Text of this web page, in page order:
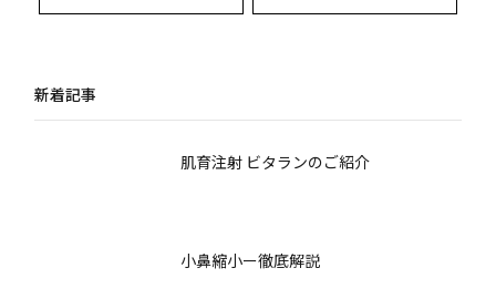
ダウンタイム完全ガイ
談とQ&Aで徹底解説！
新着記事
肌育注射 ビタランのご紹介
小鼻縮小ー徹底解説